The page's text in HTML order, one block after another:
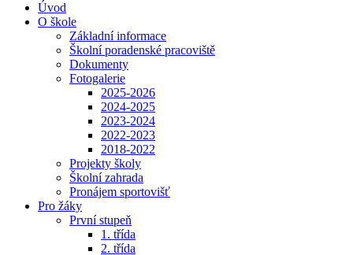
Úvod
O škole
Základní informace
Školní poradenské pracoviště
Dokumenty
Fotogalerie
2025-2026
2024-2025
2023-2024
2022-2023
2018-2022
Projekty školy
Školní zahrada
Pronájem sportovišť
Pro žáky
První stupeň
1. třída
2. třída